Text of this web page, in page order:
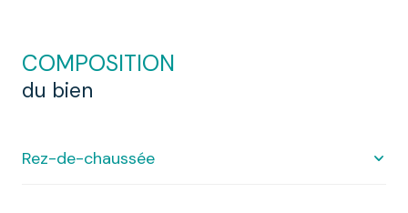
COMPOSITION
du bien
Rez-de-chaussée